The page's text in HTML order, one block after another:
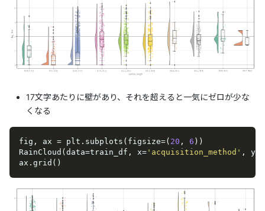
17文字あたりに壁があり、それを超えると一気にゼロが少な
くなる
fig, ax = plt.subplots(figsize=( 20 , 6 ))
RainCloud(data=train_df, x= 'acquisition_method' , y=
ax.grid()